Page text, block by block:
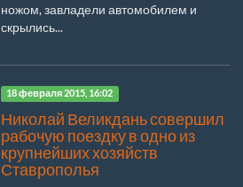
ножом, завладели автомобилем и
скрылись...
18 февраля 2015, 16:02
Николай Великдань совершил
рабочую поездку в одно из
крупнейших хозяйств
Ставрополья